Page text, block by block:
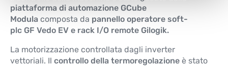
piattaforma di automazione GCube
Modula composta da pannello operatore soft-
plc GF Vedo EV e rack I/O remote Gilogik.
La motorizzazione controllata dagli inverter
vettoriali. Il controllo della termoregolazione è stato